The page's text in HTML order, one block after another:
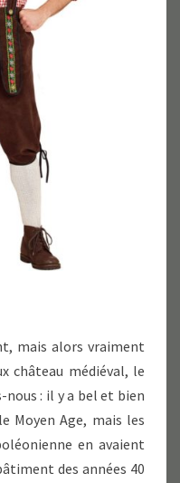
mais alors vraiment
château médiéval, le
: il y a bel et bien
Moyen Age, mais les
en avaient
des années 40